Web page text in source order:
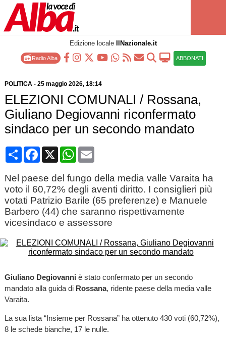
Edizione locale IlNazionale.it
Radio Alba ABBONATI
POLITICA- 25 maggio 2026, 18:14
ELEZIONI COMUNALI / Rossana,
Giuliano Degiovanni riconfermato
sindaco per un secondo mandato
CondividiFacebook
X WhatsApp
Email
Nel paese del fungo della media valle Varaita ha
voto il 60,72% degli aventi diritto. I consiglieri più
votati Patrizio Barile (65 preferenze) e Manuele
Barbero (44) che saranno rispettivamente
vicesindaco e assessore
Giuliano Degiovanni è stato confermato per un secondo
mandato alla guida diRossana, ridente paese della media valle
Varaita.
La sua lista “Insieme per Rossana” ha ottenuto 430 voti (60,72%),
8 le schede bianche, 17 le nulle.